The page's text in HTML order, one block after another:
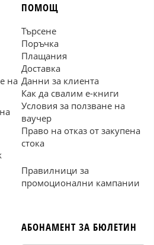
на
ПОМОЩ
Търсене
Поръчка
Плащания
Доставка
Данни за клиента
Как да свалим е-книги
Условия за ползване на
ваучер
Право на отказ от закупена
стока
Правилници за
промоционални кампании
АБОНАМЕНТ ЗА БЮЛЕТИН